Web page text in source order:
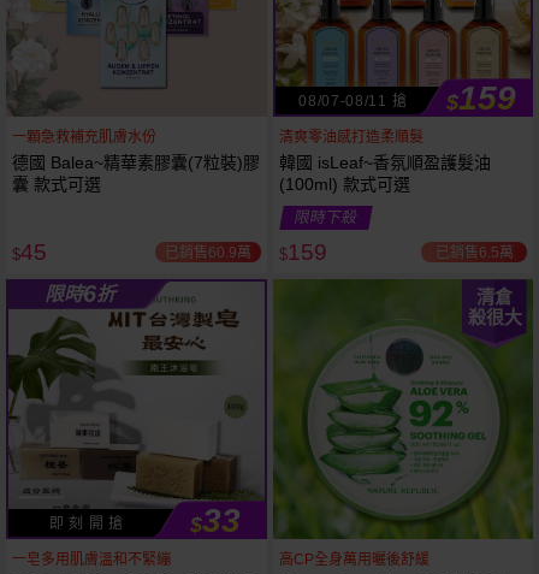
一顆急救補充肌膚水份
德國 Balea~精華素膠囊(7粒裝)膠
囊 款式可選
$45 已銷售60.9萬
08/07-08/11 搶 $159
清爽零油感打造柔順髮
韓國 isLeaf~香氛順盈護髮油
(100ml) 款式可選
限時下殺
$159 已銷售6.5萬
限時6折
即 刻 開 搶 $33
一皂多用肌膚溫和不緊繃
清倉
殺很大
高CP全身萬用曬後舒緩